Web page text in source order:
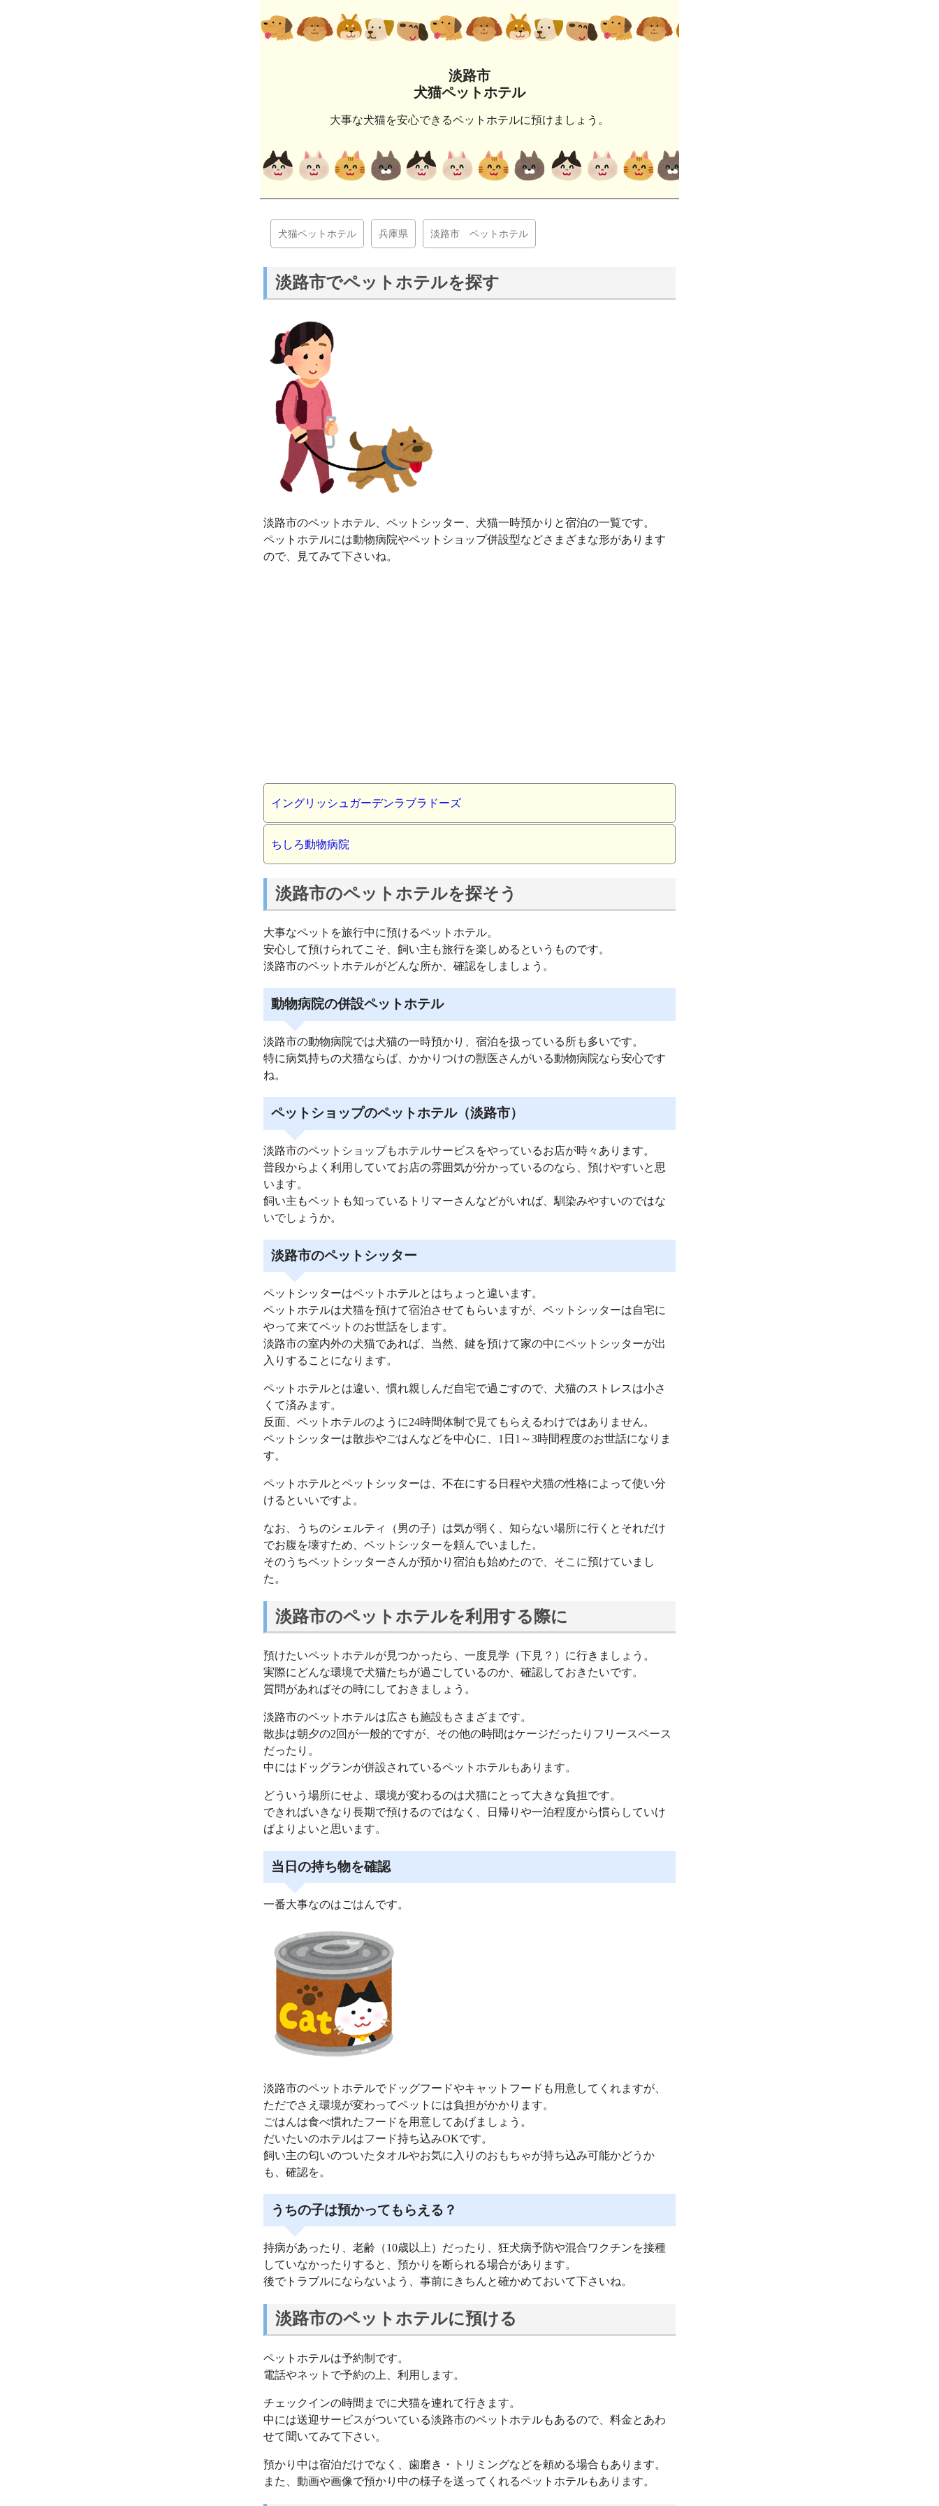
淡路市
犬猫ペットホテル
大事な犬猫を安心できるペットホテルに預けましょう。
犬猫ペットホテル 兵庫県 淡路市 ペットホテル
淡路市でペットホテルを探す
淡路市のペットホテル、ペットシッター、犬猫一時預かりと宿泊の一覧です。
ペットホテルには動物病院やペットショップ併設型などさまざまな形があります
ので、見てみて下さいね。
イングリッシュガーデンラブラドーズ
ちしろ動物病院
淡路市のペットホテルを探そう
大事なペットを旅行中に預けるペットホテル。
安心して預けられてこそ、飼い主も旅行を楽しめるというものです。
淡路市のペットホテルがどんな所か、確認をしましょう。
動物病院の併設ペットホテル
淡路市の動物病院では犬猫の一時預かり、宿泊を扱っている所も多いです。
特に病気持ちの犬猫ならば、かかりつけの獣医さんがいる動物病院なら安心です
ね。
ペットショップのペットホテル（淡路市）
淡路市のペットショップもホテルサービスをやっているお店が時々あります。
普段からよく利用していてお店の雰囲気が分かっているのなら、預けやすいと思
います。
飼い主もペットも知っているトリマーさんなどがいれば、馴染みやすいのではな
いでしょうか。
淡路市のペットシッター
ペットシッターはペットホテルとはちょっと違います。
ペットホテルは犬猫を預けて宿泊させてもらいますが、ペットシッターは自宅に
やって来てペットのお世話をします。
淡路市の室内外の犬猫であれば、当然、鍵を預けて家の中にペットシッターが出
入りすることになります。
ペットホテルとは違い、慣れ親しんだ自宅で過ごすので、犬猫のストレスは小さ
くて済みます。
反面、ペットホテルのように24時間体制で見てもらえるわけではありません。
ペットシッターは散歩やごはんなどを中心に、1日1～3時間程度のお世話になりま
す。
ペットホテルとペットシッターは、不在にする日程や犬猫の性格によって使い分
けるといいですよ。
なお、うちのシェルティ（男の子）は気が弱く、知らない場所に行くとそれだけ
でお腹を壊すため、ペットシッターを頼んでいました。
そのうちペットシッターさんが預かり宿泊も始めたので、そこに預けていまし
た。
淡路市のペットホテルを利用する際に
預けたいペットホテルが見つかったら、一度見学（下見？）に行きましょう。
実際にどんな環境で犬猫たちが過ごしているのか、確認しておきたいです。
質問があればその時にしておきましょう。
淡路市のペットホテルは広さも施設もさまざまです。
散歩は朝夕の2回が一般的ですが、その他の時間はケージだったりフリースペース
だったり。
中にはドッグランが併設されているペットホテルもあります。
どういう場所にせよ、環境が変わるのは犬猫にとって大きな負担です。
できればいきなり長期で預けるのではなく、日帰りや一泊程度から慣らしていけ
ばよりよいと思います。
当日の持ち物を確認
一番大事なのはごはんです。
淡路市のペットホテルでドッグフードやキャットフードも用意してくれますが、
ただでさえ環境が変わってペットには負担がかかります。
ごはんは食べ慣れたフードを用意してあげましょう。
だいたいのホテルはフード持ち込みOKです。
飼い主の匂いのついたタオルやお気に入りのおもちゃが持ち込み可能かどうか
も、確認を。
うちの子は預かってもらえる？
持病があったり、老齢（10歳以上）だったり、狂犬病予防や混合ワクチンを接種
していなかったりすると、預かりを断られる場合があります。
後でトラブルにならないよう、事前にきちんと確かめておいて下さいね。
淡路市のペットホテルに預ける
ペットホテルは予約制です。
電話やネットで予約の上、利用します。
チェックインの時間までに犬猫を連れて行きます。
中には送迎サービスがついている淡路市のペットホテルもあるので、料金とあわ
せて聞いてみて下さい。
預かり中は宿泊だけでなく、歯磨き・トリミングなどを頼める場合もあります。
また、動画や画像で預かり中の様子を送ってくれるペットホテルもあります。